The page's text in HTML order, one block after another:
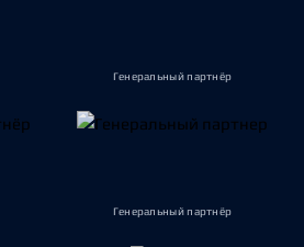
Генеральный партнёр
Генеральный партнёр